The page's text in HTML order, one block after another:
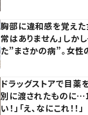
胸部に違和感を覚えた
常はありません」しか
た”まさかの病”。女
ドラッグストアで目
別に渡されたものに
い！」「え、なにこれ！！」